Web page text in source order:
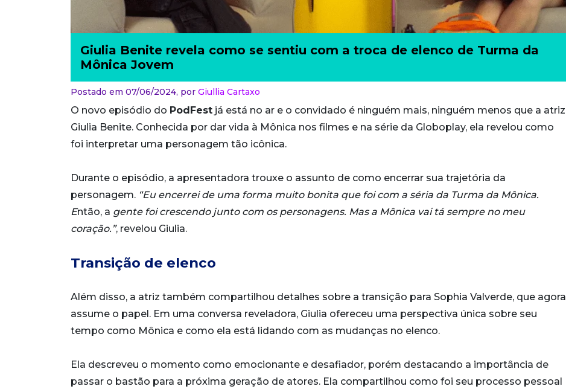
Giulia Benite revela como se sentiu com a troca de elenco de Turma da
Mônica Jovem
Postado em 07/06/2024, por Giullia Cartaxo
O novo episódio do PodFest já está no ar e o convidado é ninguém mais, ninguém menos que a atriz
Giulia Benite. Conhecida por dar vida à Mônica nos filmes e na série da Globoplay, ela revelou como
foi interpretar uma personagem tão icônica.
Durante o episódio, a apresentadora trouxe o assunto de como encerrar sua trajetória da
personagem. “Eu encerrei de uma forma muito bonita que foi com a séria da Turma da Mônica.
Então, a gente foi crescendo junto com os personagens. Mas a Mônica vai tá sempre no meu
coração.”, revelou Giulia.
Transição de elenco
Além disso, a atriz também compartilhou detalhes sobre a transição para Sophia Valverde, que agora
assume o papel. Em uma conversa reveladora, Giulia ofereceu uma perspectiva única sobre seu
tempo como Mônica e como ela está lidando com as mudanças no elenco.
Ela descreveu o momento como emocionante e desafiador, porém destacando a importância de
passar o bastão para a próxima geração de atores. Ela compartilhou como foi seu processo pessoal